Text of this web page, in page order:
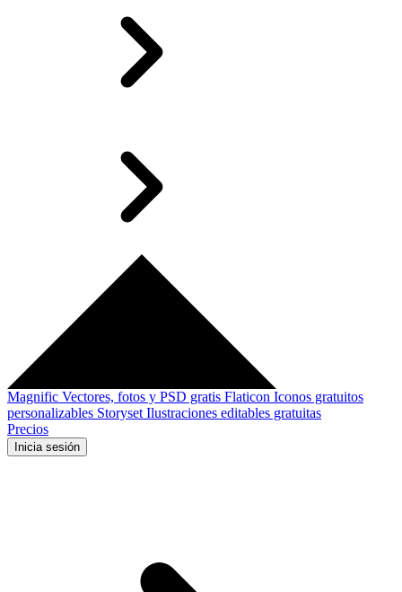
Magnific Vectores, fotos y PSD gratis Flaticon Iconos gratuitos
personalizables Storyset Ilustraciones editables gratuitas
Precios
Inicia sesión